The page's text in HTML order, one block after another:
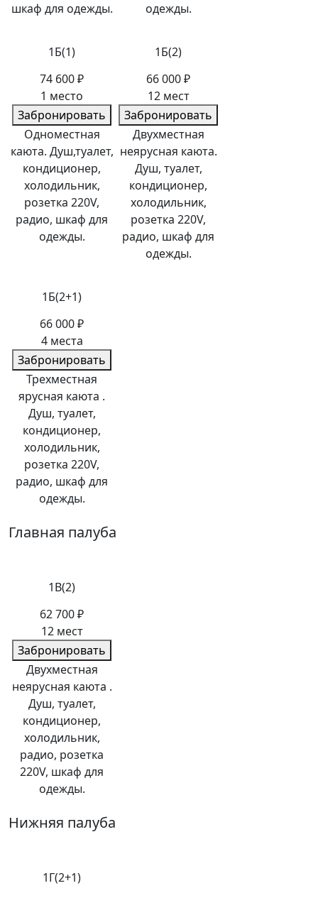
шкаф для одежды.
одежды.
1Б(1)
74 600 ₽
1 место
Забронировать
Одноместная
каюта. Душ,туалет,
кондиционер,
холодильник,
розетка 220V,
радио, шкаф для
одежды.
1Б(2)
66 000 ₽
12 мест
Забронировать
Двухместная
неярусная каюта.
Душ, туалет,
кондиционер,
холодильник,
розетка 220V,
радио, шкаф для
одежды.
1Б(2+1)
66 000 ₽
4 места
Забронировать
Трехместная
ярусная каюта .
Душ, туалет,
кондиционер,
холодильник,
розетка 220V,
радио, шкаф для
одежды.
Главная палуба
1В(2)
62 700 ₽
12 мест
Забронировать
Двухместная
неярусная каюта .
Душ, туалет,
кондиционер,
холодильник,
радио, розетка
220V, шкаф для
одежды.
Нижняя палуба
1Г(2+1)